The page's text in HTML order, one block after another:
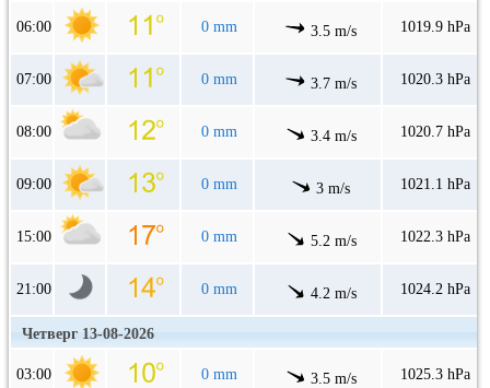
06:00 0 mm 3.5 m/s 1019.9 hPa
07:00 0 mm 3.7 m/s 1020.3 hPa
08:00 0 mm 3.4 m/s 1020.7 hPa
09:00 0 mm 3 m/s 1021.1 hPa
15:00 0 mm 5.2 m/s 1022.3 hPa
21:00 0 mm 4.2 m/s 1024.2 hPa
Четверг 13-08-2026
03:00 0 mm 3.5 m/s 1025.3 hPa